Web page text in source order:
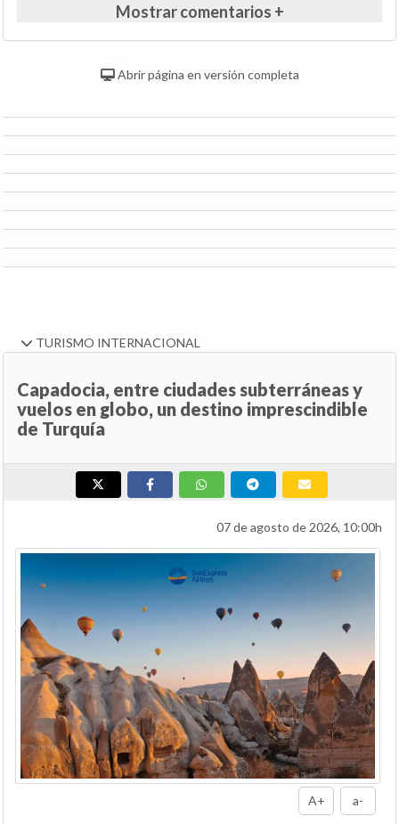
Mostrar comentarios +
Abrir página en versión completa
TURISMO INTERNACIONAL
Capadocia, entre ciudades subterráneas y
vuelos en globo, un destino imprescindible
de Turquía
07 de agosto de 2026, 10:00h
A+ a-